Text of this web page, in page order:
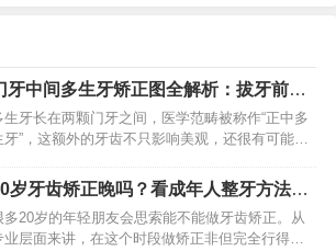
牙中间多生牙矫正图全解析：拔牙前后
比、效果一目了然
生牙长在两颗门牙之间，医学范畴被称作“正中多
牙”，这额外的牙齿不只影响美观，还很有可能致
囊肿。医生制定方案以及患者理解治疗，关键所
据的是矫正图，其中…
岁牙齿矫正晚吗？看成年人整牙方法与
意事项
多20岁的年轻朋友会思索能不能做牙齿矫正。从
业层面来讲，在这个时段做矫正非但完全行得